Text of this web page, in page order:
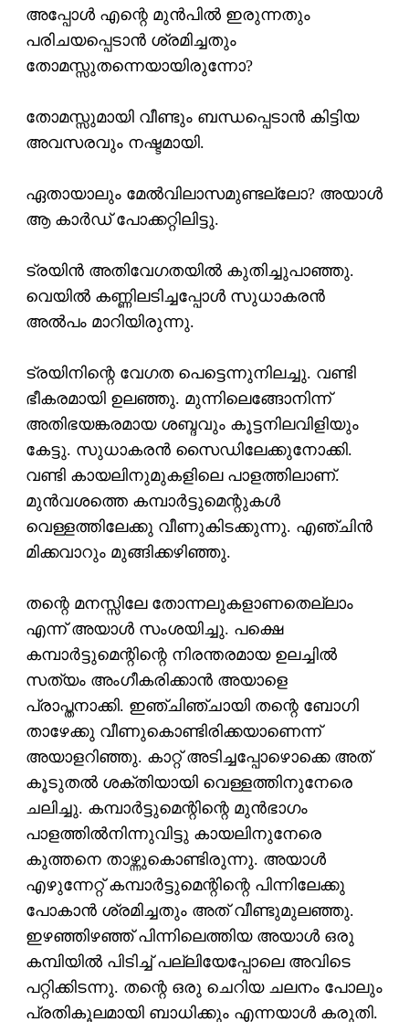
അപ്പോള്‍ എന്റെ മുന്‍പില്‍ ഇരുന്നതും
പരിചയപ്പെടാന്‍ ശ്രമിച്ചതും
തോമസ്സുതന്നെയായിരുന്നോ?
തോമസ്സുമായി വീണ്ടും ബന്ധപ്പെടാന്‍ കിട്ടിയ
അവസരവും നഷ്ടമായി.
ഏതായാലും മേല്‍വിലാസമുണ്ടല്ലോ? അയാള്‍
ആ കാര്‍ഡ് പോക്കറ്റിലിട്ടു.
ട്രയിന്‍ അതിവേഗതയില്‍ കുതിച്ചുപാഞ്ഞു.
വെയില്‍ കണ്ണിലടിച്ചപ്പോള്‍ സുധാകരന്‍
അല്‍പം മാറിയിരുന്നു.
ട്രയിനിന്റെ വേഗത പെട്ടെന്നുനിലച്ചു. വണ്ടി
ഭീകരമായി ഉലഞ്ഞു. മുന്നിലെങ്ങോനിന്ന്
അതിഭയങ്കരമായ ശബ്ദവും കൂട്ടനിലവിളിയും
കേട്ടു. സുധാകരന്‍ സൈഡിലേക്കുനോക്കി.
വണ്ടി കായലിനുമുകളിലെ പാളത്തിലാണ്.
മുന്‍വശത്തെ കമ്പാര്‍ട്ടുമെന്റുകള്‍
വെള്ളത്തിലേക്കു വീണുകിടക്കുന്നു. എഞ്ചിന്‍
മിക്കവാറും മുങ്ങിക്കഴിഞ്ഞു.
തന്റെ മനസ്സിലേ തോന്നലുകളാണതെല്ലാം
എന്ന് അയാള്‍ സംശയിച്ചു. പക്ഷെ
കമ്പാര്‍ട്ടുമെന്റിന്റെ നിരന്തരമായ ഉലച്ചില്‍
സത്യം അംഗീകരിക്കാന്‍ അയാളെ
പ്രാപ്തനാക്കി. ഇഞ്ചിഞ്ചായി തന്റെ ബോഗി
താഴേക്കു വീണുകൊണ്ടിരിക്കയാണെന്ന്
അയാളറിഞ്ഞു. കാറ്റ് അടിച്ചപ്പോഴൊക്കെ അത്
കൂടുതല്‍ ശക്തിയായി വെള്ളത്തിനുനേരെ
ചലിച്ചു. കമ്പാര്‍ട്ടുമെന്റിന്റെ മുന്‍ഭാഗം
പാളത്തില്‍നിന്നുവിട്ടു കായലിനുനേരെ
കുത്തനെ താഴ്ന്നുകൊണ്ടിരുന്നു. അയാള്‍
എഴുന്നേറ്റ് കമ്പാര്‍ട്ടുമെന്റിന്റെ പിന്നിലേക്കു
പോകാന്‍ ശ്രമിച്ചതും അത് വീണ്ടുമുലഞ്ഞു.
ഇഴഞ്ഞിഴഞ്ഞ് പിന്നിലെത്തിയ അയാള്‍ ഒരു
കമ്പിയില്‍ പിടിച്ച് പല്ലിയേപ്പോലെ അവിടെ
പറ്റിക്കിടന്നു. തന്റെ ഒരു ചെറിയ ചലനം പോലും
പ്രതികൂലമായി ബാധിക്കും എന്നയാള്‍ കരുതി.